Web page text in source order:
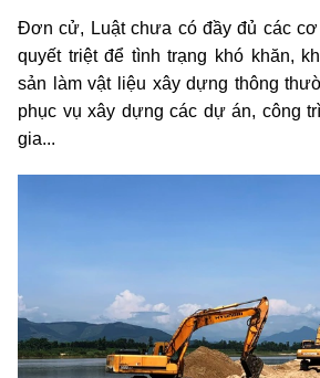
Đơn cử, Luật chưa có đầy đủ các
quyết triệt để tình trạng khó khăn,
sản làm vật liệu xây dựng thông
phục vụ xây dựng các dự án, công
gia...